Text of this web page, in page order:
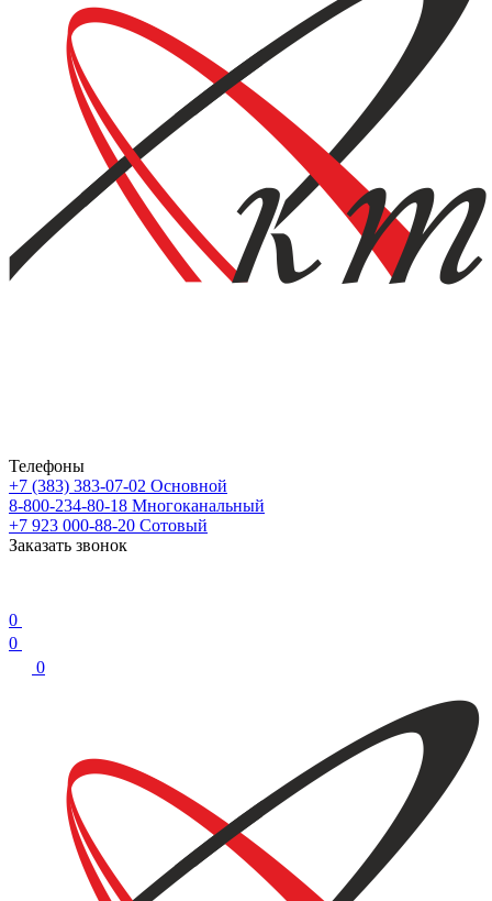
Телефоны
+7 (383) 383-07-02 Основной
8-800-234-80-18 Многоканальный
+7 923 000-88-20 Сотовый
Заказать звонок
0
0
0